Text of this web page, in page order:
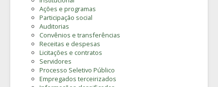
Ações e programas
Participação social
Auditorias
Convênios e transferências
Receitas e despesas
Licitações e contratos
Servidores
Processo Seletivo Público
Empregados terceirizados